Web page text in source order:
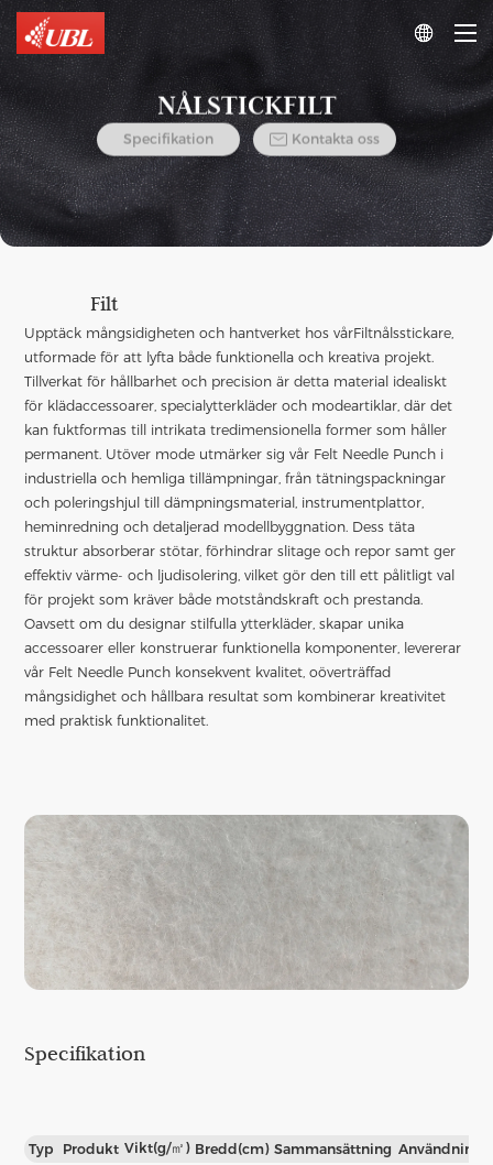

NÅLSTICKFILT
Specifikation  Kontakta oss
Filt
Upptäck mångsidigheten och hantverket hos vårFiltnålsstickare,
utformade för att lyfta både funktionella och kreativa projekt.
Tillverkat för hållbarhet och precision är detta material idealiskt
för klädaccessoarer, specialytterkläder och modeartiklar, där det
kan fuktformas till intrikata tredimensionella former som håller
permanent. Utöver mode utmärker sig vår Felt Needle Punch i
industriella och hemliga tillämpningar, från tätningspackningar
och poleringshjul till dämpningsmaterial, instrumentplattor,
heminredning och detaljerad modellbyggnation. Dess täta
struktur absorberar stötar, förhindrar slitage och repor samt ger
effektiv värme- och ljudisolering, vilket gör den till ett pålitligt val
för projekt som kräver både motståndskraft och prestanda.
Oavsett om du designar stilfulla ytterkläder, skapar unika
accessoarer eller konstruerar funktionella komponenter, levererar
vår Felt Needle Punch konsekvent kvalitet, oöverträffad
mångsidighet och hållbara resultat som kombinerar kreativitet
med praktisk funktionalitet.
Specifikation
Typ Produkt Vikt(g/㎡) Bredd(cm) Sammansättning